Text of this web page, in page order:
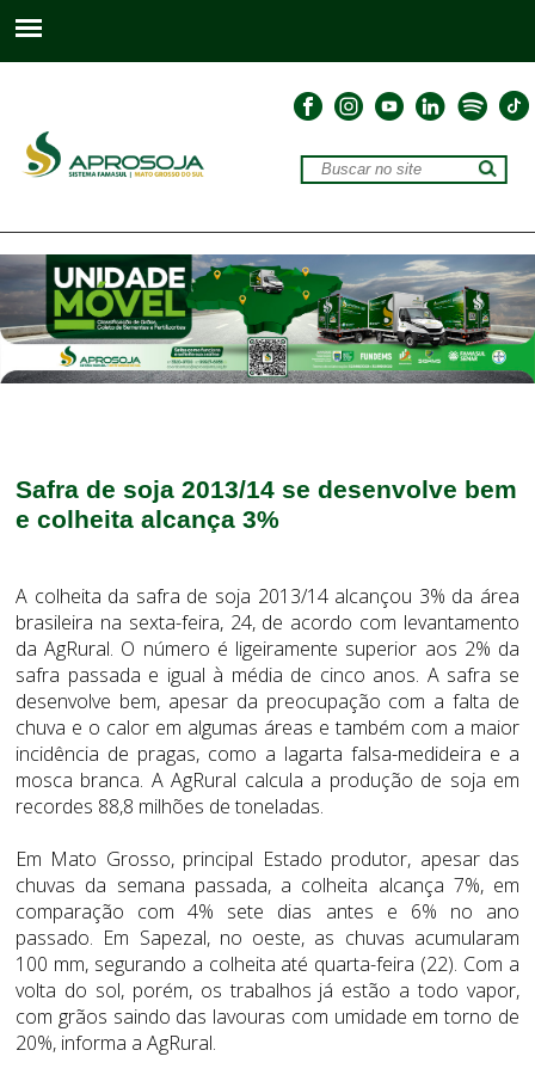
Safra de soja 2013/14 se desenvolve bem
e colheita alcança 3%
A colheita da safra de soja 2013/14 alcançou 3% da área
brasileira na sexta-feira, 24, de acordo com levantamento
da AgRural. O número é ligeiramente superior aos 2% da
safra passada e igual à média de cinco anos. A safra se
desenvolve bem, apesar da preocupação com a falta de
chuva e o calor em algumas áreas e também com a maior
incidência de pragas, como a lagarta falsa-medideira e a
mosca branca. A AgRural calcula a produção de soja em
recordes 88,8 milhões de toneladas.
Em Mato Grosso, principal Estado produtor, apesar das
chuvas da semana passada, a colheita alcança 7%, em
comparação com 4% sete dias antes e 6% no ano
passado. Em Sapezal, no oeste, as chuvas acumularam
100 mm, segurando a colheita até quarta-feira (22). Com a
volta do sol, porém, os trabalhos já estão a todo vapor,
com grãos saindo das lavouras com umidade em torno de
20%, informa a AgRural.